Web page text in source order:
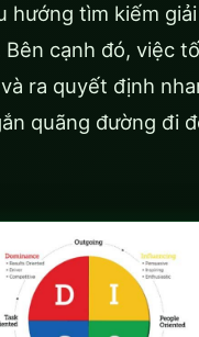
hướng tìm kiếm
Bên cạnh đó, việc
ra quyết định
quãng đường đi